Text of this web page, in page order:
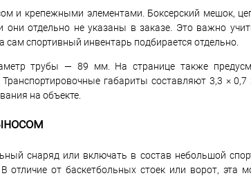
и крепежными элементами. Боксерский мешок,
они отдельно не указаны в заказе. Это важно
спортивный инвентарь подбирается отдельно.
трубы — 89 мм. На странице также
габариты составляют 3,3 ×
на объекте.
снаряд или включать в состав небольшой
отличие от баскетбольных стоек или ворот, эта